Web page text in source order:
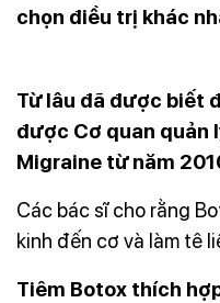
chọn điều trị khác
Từ lâu đã được biết
được Cơ quan quản
Migraine từ năm
Các bác sĩ cho rằng
kinh đến cơ và làm
Tiêm Botox thích